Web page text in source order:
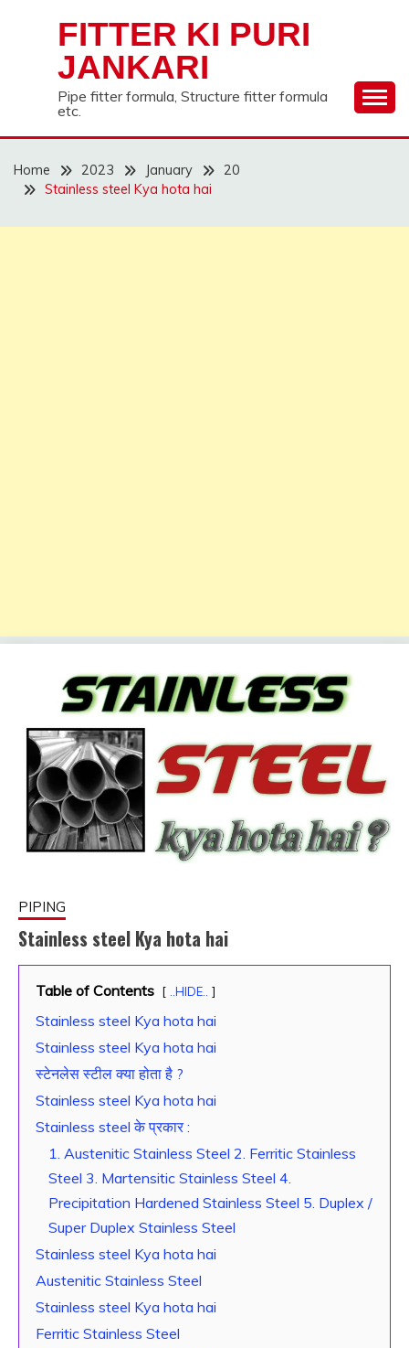
FITTER KI PURI
JANKARI
Pipe fitter formula, Structure fitter formula
etc.
Home 2023 January
20
Stainless steel Kya hota hai
PIPING
Stainless steel Kya hota hai
January
2023
fitterkipurijankari
Table of Contents ..HIDE..
Stainless steel Kya hota hai
Stainless steel Kya hota hai
स्टेनलेस स्टील क्या होता है ?
Stainless steel Kya hota hai
Stainless steel के प्रकार :
1. Austenitic Stainless Steel 2. Ferritic Stainless
Steel 3. Martensitic Stainless Steel 4.
Precipitation Hardened Stainless Steel 5. Duplex /
Super Duplex Stainless Steel
Stainless steel Kya hota hai
Austenitic Stainless Steel
Stainless steel Kya hota hai
Ferritic Stainless Steel